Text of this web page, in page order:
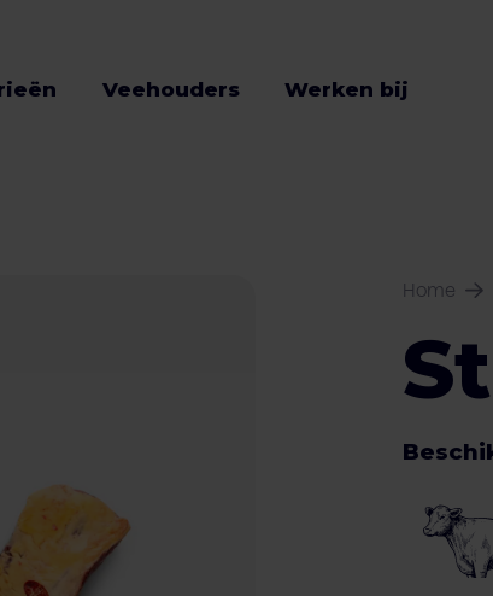
Veehouders Werken bij
Home